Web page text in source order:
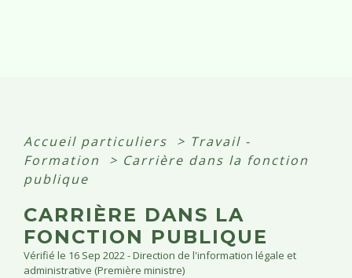
Accueil particuliers > Travail -
Formation
> Carrière dans la fonction
publique
CARRIÈRE DANS LA
FONCTION PUBLIQUE
Vérifié le 16 Sep 2022 - Direction de l'information légale et
administrative (Première ministre)